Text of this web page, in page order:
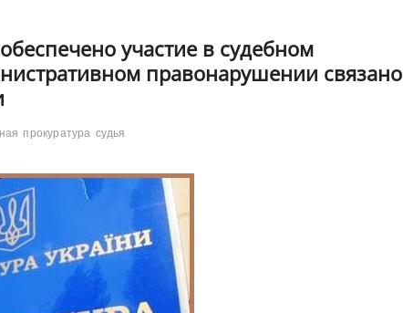
участие в судебном
правонарушении связано
прокуратура судья